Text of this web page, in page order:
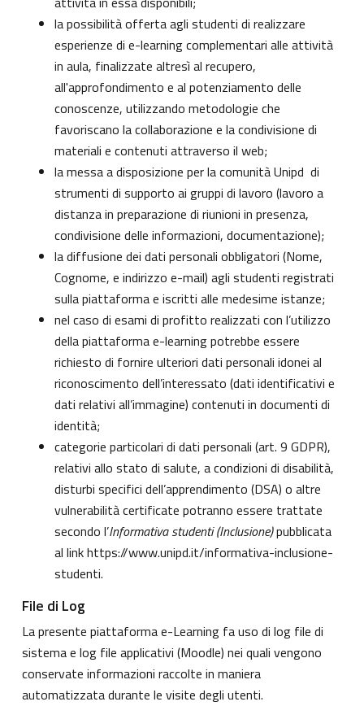
la possibilità offerta agli studenti di realizzare
esperienze di e-learning complementari alle attività
in aula, finalizzate altresì al recupero,
all'approfondimento e al potenziamento delle
conoscenze, utilizzando metodologie che
favoriscano la collaborazione e la condivisione di
materiali e contenuti attraverso il web;
la messa a disposizione per la comunità Unipd di
strumenti di supporto ai gruppi di lavoro (lavoro a
distanza in preparazione di riunioni in presenza,
condivisione delle informazioni, documentazione);
la diffusione dei dati personali obbligatori (Nome,
Cognome, e indirizzo e-mail) agli studenti registrati
sulla piattaforma e iscritti alle medesime istanze;
nel caso di esami di profitto realizzati con l’utilizzo
della piattaforma e-learning potrebbe essere
richiesto di fornire ulteriori dati personali idonei al
riconoscimento dell’interessato (dati identificativi e
dati relativi all’immagine) contenuti in documenti di
identità;
categorie particolari di dati personali (art. 9 GDPR),
relativi allo stato di salute, a condizioni di disabilità,
disturbi specifici dell’apprendimento (DSA) o altre
vulnerabilità certificate potranno essere trattate
secondo l’Informativa studenti (Inclusione)pubblicata
al linkhttps://www.unipd.it/informativa-inclusione-
studenti.
File di Log
La presente piattaforma e-Learning fa uso di log file di
sistema e log file applicativi (Moodle) nei quali vengono
conservate informazioni raccolte in maniera
automatizzata durante le visite degli utenti.